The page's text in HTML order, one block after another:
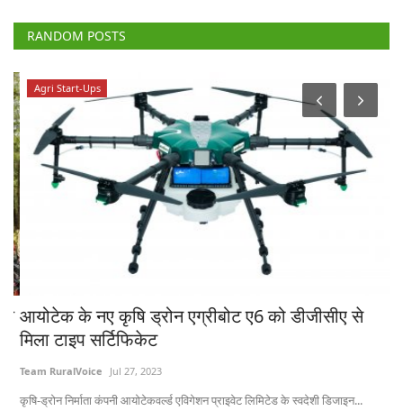
RANDOM POSTS
Agri Start-Ups
आयोटेक के नए कृषि ड्रोन एग्रीबोट ए6 को डीजीसीए से
मिला टाइप सर्टिफिकेट
Team RuralVoice Jul 27, 2023
कृषि-ड्रोन निर्माता कंपनी आयोटेकवर्ल्ड एविगेशन प्राइवेट लिमिटेड के स्वदेशी डिजाइन...